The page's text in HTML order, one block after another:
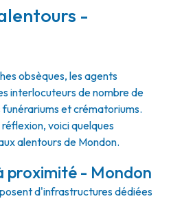
-
obsèques, les agents
interlocuteurs de nombre de
et crématoriums.
voici quelques
alentours de Mondon.
proximité - Mondon
d'infrastructures dédiées